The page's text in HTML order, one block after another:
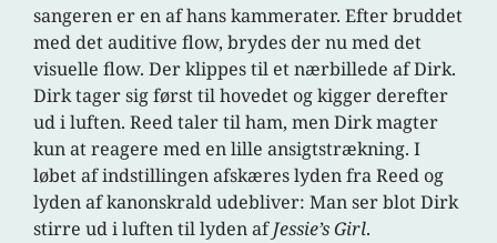
sangeren er en af hans kammerater. Efter bruddet
med det auditive flow, brydes der nu med det
visuelle flow. Der klippes til et nærbillede af Dirk.
Dirk tager sig først til hovedet og kigger derefter
ud i luften. Reed taler til ham, men Dirk magter
kun at reagere med en lille ansigtstrækning. I
løbet af indstillingen afskæres lyden fra Reed og
lyden af kanonskrald udebliver: Man ser blot Dirk
stirre ud i luften til lyden afJessie’s Girl.